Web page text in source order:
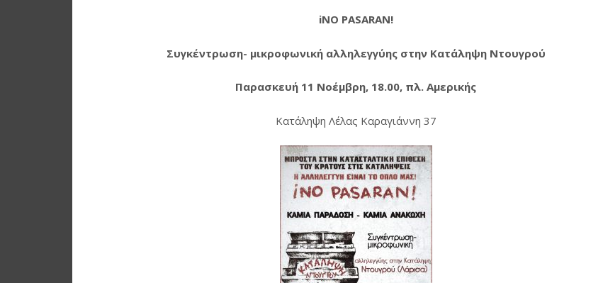
iNO PASARAN!
Συγκέντρωση- μικροφωνική αλληλεγγύης στην Κατάληψη Ντουγρού
Παρασκευή 11 Νοέμβρη, 18.00, πλ. Αμερικής
Κατάληψη Λέλας Καραγιάννη 37